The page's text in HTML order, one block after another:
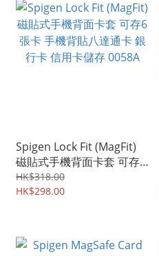
Spigen Lock Fit (MagFit)
磁貼式手機背面卡套 可存6
張卡 手機背貼八達通卡 銀
行卡 信用卡儲存 0058A
HK$318.00
HK$298.00